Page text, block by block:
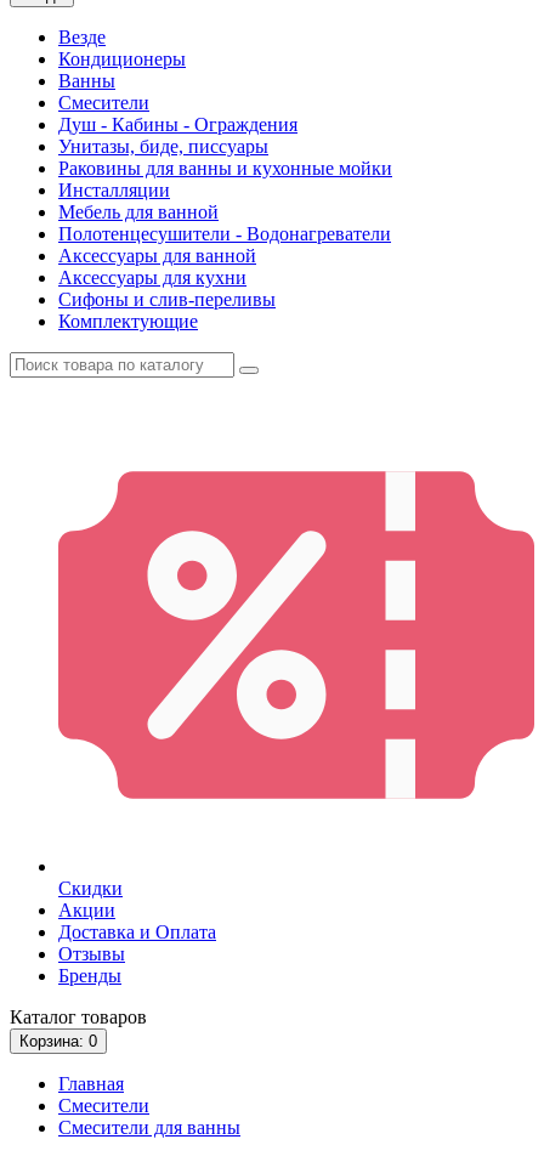
Везде
Кондиционеры
Ванны
Смесители
Душ - Кабины - Ограждения
Унитазы, биде, писсуары
Раковины для ванны и кухонные мойки
Инсталляции
Мебель для ванной
Полотенцесушители - Водонагреватели
Аксессуары для ванной
Аксессуары для кухни
Сифоны и слив-переливы
Комплектующие
Скидки
Акции
Доставка и Оплата
Отзывы
Бренды
Каталог товаров
Корзина: 0
Главная
Смесители
Смесители для ванны